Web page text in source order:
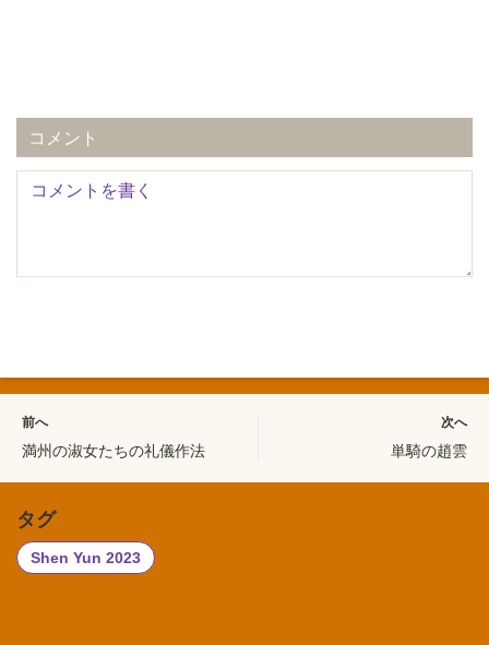
コメント
前へ
満州の淑女たちの礼儀作法
次へ
単騎の趙雲
タグ
Shen Yun 2023